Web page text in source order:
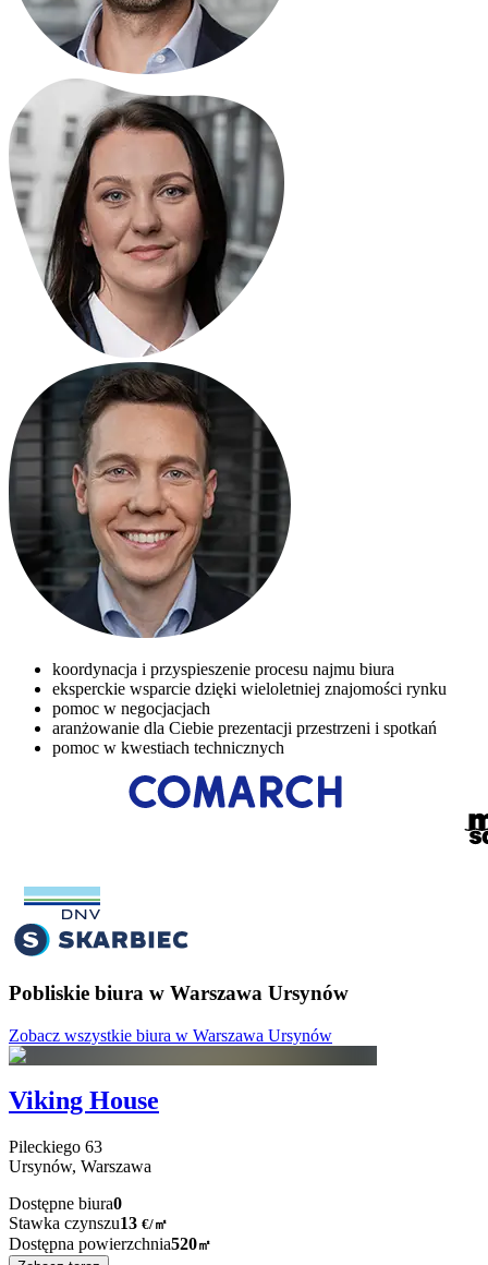
koordynacja i przyspieszenie procesu najmu biura
eksperckie wsparcie dzięki wieloletniej znajomości rynku
pomoc w negocjacjach
aranżowanie dla Ciebie prezentacji przestrzeni i spotkań
pomoc w kwestiach technicznych
Pobliskie biura w Warszawa Ursynów
Zobacz wszystkie biura w Warszawa Ursynów
Viking House
Pileckiego 63
Ursynów, Warszawa
Dostępne biura0
Stawka czynszu13 €/㎡
Dostępna powierzchnia520㎡